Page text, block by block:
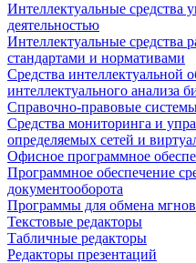
Интеллектуальные средства
деятельностью
Интеллектуальные средства
стандартами и нормативами
Средства интеллектуальной
интеллектуального анализа
Справочно-правовые
Средства мониторинга и
определяемых сетей и
Офисное программное
Программное обеспечение
документооборота
Программы для обмена
Текстовые редакторы
Табличные редакторы
Редакторы презентаций